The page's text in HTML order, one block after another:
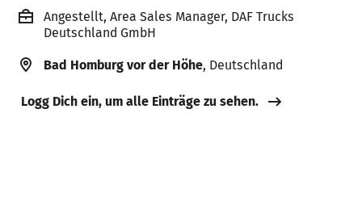
Angestellt, Area Sales Manager, DAF Trucks
Deutschland GmbH
Bad Homburg vor der Höhe, Deutschland
Logg Dich ein, um alle Einträge zu sehen.